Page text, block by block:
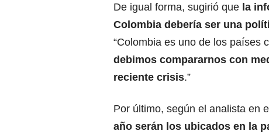
De igual forma, sugirió que la
Colombia debería ser una
“Colombia es uno de los países
debimos compararnos con
reciente crisis.”
Por último, según el analista en
año serán los ubicados en la